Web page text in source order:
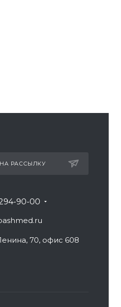
РАССЫЛКУ
90-00
70, офис 608